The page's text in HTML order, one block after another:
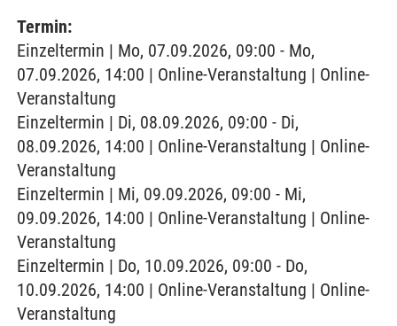
Termin:
Einzeltermin | Mo, 07.09.2026, 09:00 - Mo,
07.09.2026, 14:00 | Online-Veranstaltung | Online-
Veranstaltung
Einzeltermin | Di, 08.09.2026, 09:00 - Di,
08.09.2026, 14:00 | Online-Veranstaltung | Online-
Veranstaltung
Einzeltermin | Mi, 09.09.2026, 09:00 - Mi,
09.09.2026, 14:00 | Online-Veranstaltung | Online-
Veranstaltung
Einzeltermin | Do, 10.09.2026, 09:00 - Do,
10.09.2026, 14:00 | Online-Veranstaltung | Online-
Veranstaltung